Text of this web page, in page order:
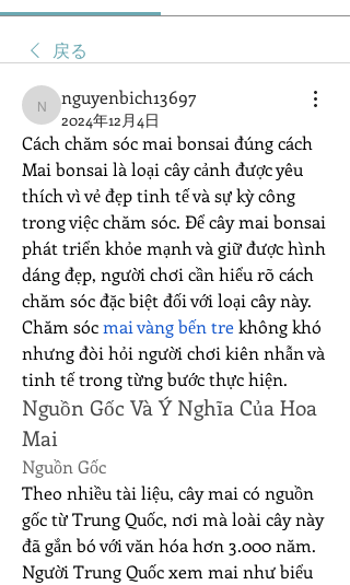
戻る
nguyenbich13697
nguyenbich13697
2024年12月4日
Cách chăm sóc mai bonsai đúng cách
Mai bonsai là loại cây cảnh được yêu
thích vì vẻ đẹp tinh tế và sự kỳ công
trong việc chăm sóc. Để cây mai bonsai
phát triển khỏe mạnh và giữ được hình
dáng đẹp, người chơi cần hiểu rõ cách
chăm sóc đặc biệt đối với loại cây này.
Chăm sóc mai vàng bến tre không khó
nhưng đòi hỏi người chơi kiên nhẫn và
tinh tế trong từng bước thực hiện.
Nguồn Gốc Và Ý Nghĩa Của Hoa
Mai
Nguồn Gốc
Theo nhiều tài liệu, cây mai có nguồn
gốc từ Trung Quốc, nơi mà loài cây này
đã gắn bó với văn hóa hơn 3.000 năm.
Người Trung Quốc xem mai như biểu